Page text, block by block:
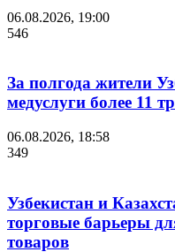
06.08.2026, 19:00
546
За полгода жители
медуслуги более 11
06.08.2026, 18:58
349
Узбекистан и
торговые барьеры
товаров